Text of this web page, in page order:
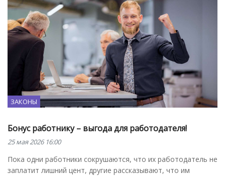
ЗАКОНЫ
Бонус работнику – выгода для работодателя!
25 мая 2026 16:00
Пока одни работники сокрушаются, что их работодатель не
заплатит лишний цент, другие рассказывают, что им